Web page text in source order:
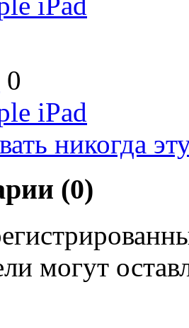
0
iPad
никогда
(0)
могут